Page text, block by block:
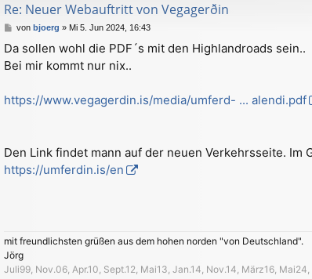
Re: Neuer Webauftritt von Vegagerðin
B
i
t
g
von bjoerg » Mi 5. Jun 2024, 16:43
Da sollen wohl die PDF´s mit den Highlandroads sein..
Bei mir kommt nur nix..
https://www.vegagerdin.is/media/umferd- ... alendi.pdf
Den Link findet mann auf der neuen Verkehrsseite. Im
https://umferdin.is/en
mit freundlichsten grüßen aus dem hohen norden "von Deutschland".
Jörg
Juli99, Nov.06, Apr.10, Sept.12, Mai13, Jan.14, Nov.14, März16,